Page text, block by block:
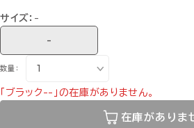
サイズ： -
-
数量：
「ブラック--」の在庫がありません。
在庫がありま